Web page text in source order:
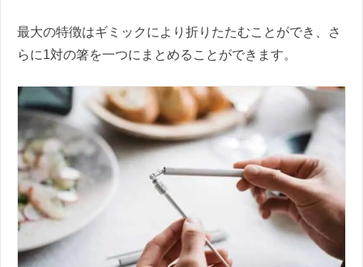
最大の特徴はギミックにより折りたたむことができ、さ
らに1対の箸を一つにまとめることができます。